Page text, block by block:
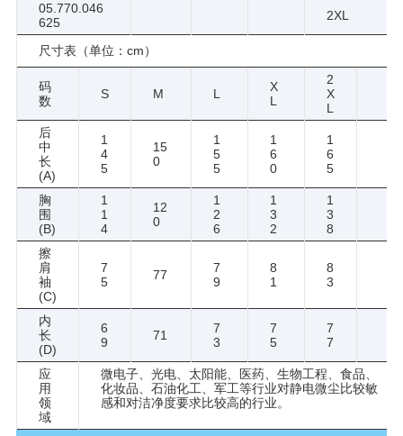
05.770.046
625
2XL
尺寸表（单位：cm）
码
数
S M L
X
L
2
X
L
后
中
长
(A)
1
4
5
15
0
1
5
5
1
6
0
1
6
5
胸
围
(B)
1
1
4
12
0
1
2
6
1
3
2
1
3
8
擦
肩
袖
(C)
7
5
77
7
9
8
1
8
3
内
长
(D)
6
9
71
7
3
7
5
7
7
应
用
领
域
微电子、光电、太阳能、医药、生物工程、食品、
化妆品、石油化工、军工等行业对静电微尘比较敏
感和对洁净度要求比较高的行业。